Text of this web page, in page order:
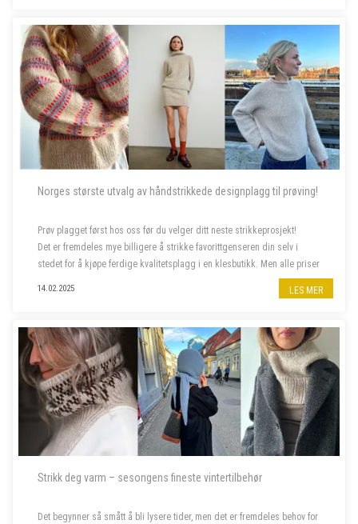
Norges største utvalg av håndstrikkede designplagg til prøving!
Prøv plagget først hos oss før du velger ditt neste strikkeprosjekt!
Det er fremdeles mye billigere å strikke favorittgenseren din selv i
stedet for å kjøpe ferdige kvalitetsplagg i en klesbutikk. Men alle priser
14.02.2025 LES MER
Strikk deg varm – sesongens fineste vintertilbehør
Det begynner så smått å bli lysere tider, men det er fremdeles behov for